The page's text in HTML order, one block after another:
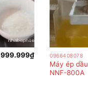
999.999₫ 0966408078
Máy ép dầu
NNF-800A